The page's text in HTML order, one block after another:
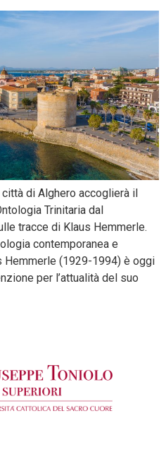
di Alghero accoglierà il
Trinitaria dal
tracce di Klaus Hemmerle.
contemporanea e
Hemmerle (1929-1994) è oggi
per l’attualità del suo